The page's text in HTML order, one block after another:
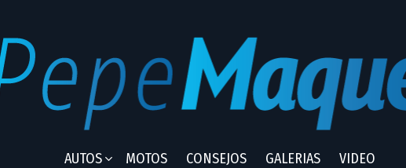
AUTOS MOTOS CONSEJOS GALERIAS VIDEO